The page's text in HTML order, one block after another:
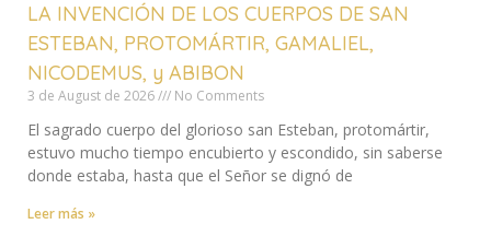
LA INVENCIÓN DE LOS CUERPOS DE SAN
ESTEBAN, PROTOMÁRTIR, GAMALIEL,
NICODEMUS, y ABIBON
3 de August de 2026 No Comments
El sagrado cuerpo del glorioso san Esteban, protomártir,
estuvo mucho tiempo encubierto y escondido, sin saberse
donde estaba, hasta que el Señor se dignó de
Leer más »